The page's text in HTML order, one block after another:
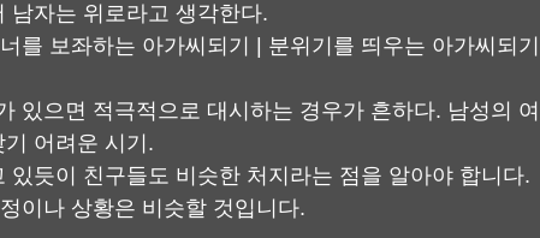
남자는 위로라고 생각한다.
를 보좌하는 아가씨되기 | 분위기를 띄우는 아가씨되기
있으면 적극적으로 대시하는 경우가 흔하다. 남성의 여
어려운 시기.
있듯이 친구들도 비슷한 처지라는 점을 알아야 합니다.
이나 상황은 비슷할 것입니다.